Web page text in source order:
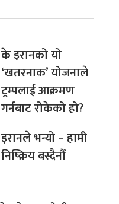
के इरानको यो
‘खतरनाक’ योजनाले
ट्रम्पलाई आक्रमण
गर्नबाट रोकेको हो?
इरानले भन्यो – हामी
निष्क्रिय बस्दैनौँ